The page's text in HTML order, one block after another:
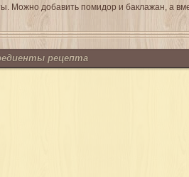
Можно добавить помидор и баклажан, а
рецепта